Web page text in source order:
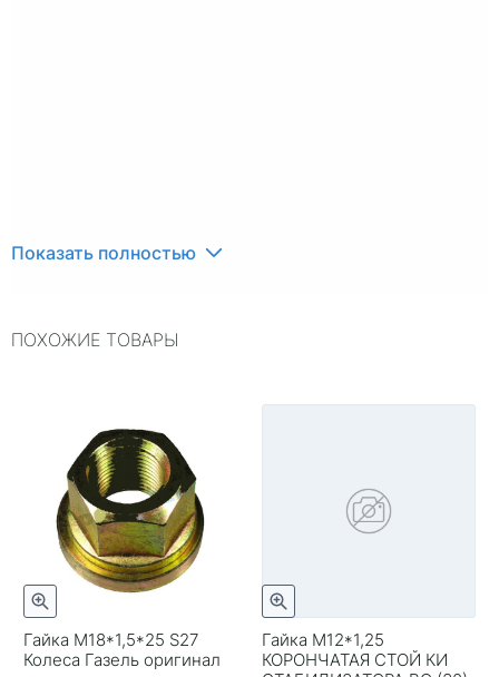
Показать полностью
ПОХОЖИЕ ТОВАРЫ
Гайка М18*1,5*25 S27
Колеса Газель оригинал
Гайка М12*1,25
КОРОНЧАТАЯ СТОЙ КИ